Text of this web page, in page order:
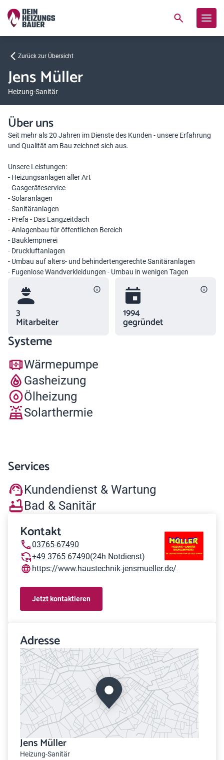
Zurück zur Übersicht
Jens Müller
Heizung-Sanitär
Über uns
Seit mehr als 20 Jahren im Dienste des Kunden - unsere Erfahrung
und Qualität am Bau zeichnet sich aus.
Unsere Leistungen:
- Heizungsanlagen aller Art
- Gasgeräteservice
- Solaranlagen
- Sanitäranlagen
- Prefa - Das Langzeitdach
- Anlagenbau für öffentlichen Bereich
- Bauklempnerei
- Druckluftanlagen
- Umbau auf alters- und behindertengerechte Sanitäranlagen
- Fugenlose Wandverkleidungen - Umbau in wenigen Tagen
3
Mitarbeiter
1994
gegründet
Systeme
Wärmepumpe
Gasheizung
Ölheizung
Solarthermie
Services
Kundendienst & Wartung
Bad & Sanitär
Kontakt
03765-67490
+49 3765 67490(24h Notdienst)
https://www.haustechnik-jensmueller.de/
Jetzt kontaktieren
Adresse
Jens Müller
Heizung-Sanitär